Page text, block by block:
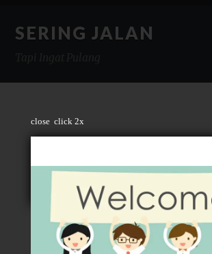
close click 2x
SERING JALAN